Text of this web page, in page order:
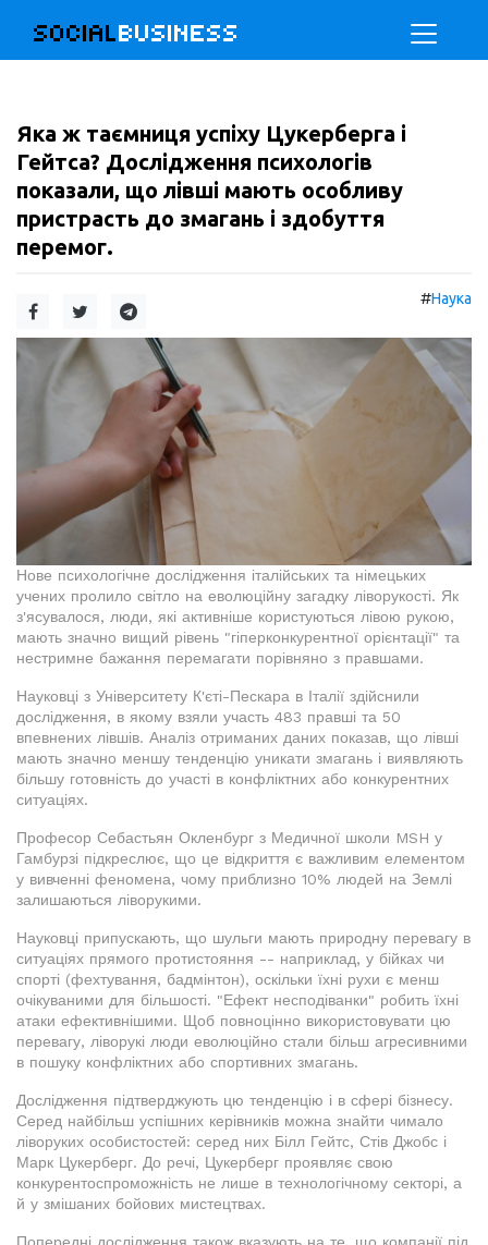
SOCIALBUSINESS
Яка ж таємниця успіху Цукерберга і
Гейтса? Дослідження психологів
показали, що лівші мають особливу
пристрасть до змагань і здобуття
перемог.
#Наука
Нове психологічне дослідження італійських та німецьких
учених пролило світло на еволюційну загадку ліворукості. Як
з'ясувалося, люди, які активніше користуються лівою рукою,
мають значно вищий рівень "гіперконкурентної орієнтації" та
нестримне бажання перемагати порівняно з правшами.
Науковці з Університету К'єті-Пескара в Італії здійснили
дослідження, в якому взяли участь 483 правші та 50
впевнених лівшів. Аналіз отриманих даних показав, що лівші
мають значно меншу тенденцію уникати змагань і виявляють
більшу готовність до участі в конфліктних або конкурентних
ситуаціях.
Професор Себастьян Окленбург з Медичної школи MSH у
Гамбурзі підкреслює, що це відкриття є важливим елементом
у вивченні феномена, чому приблизно 10% людей на Землі
залишаються ліворукими.
Науковці припускають, що шульги мають природну перевагу в
ситуаціях прямого протистояння -- наприклад, у бійках чи
спорті (фехтування, бадмінтон), оскільки їхні рухи є менш
очікуваними для більшості. "Ефект несподіванки" робить їхні
атаки ефективнішими. Щоб повноцінно використовувати цю
перевагу, ліворукі люди еволюційно стали більш агресивними
в пошуку конфліктних або спортивних змагань.
Дослідження підтверджують цю тенденцію і в сфері бізнесу.
Серед найбільш успішних керівників можна знайти чимало
ліворуких особистостей: серед них Білл Гейтс, Стів Джобс і
Марк Цукерберг. До речі, Цукерберг проявляє свою
конкурентоспроможність не лише в технологічному секторі, а
й у змішаних бойових мистецтвах.